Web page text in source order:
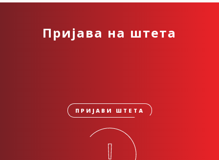
Пријава на штета
ПРИЈАВИ ШТЕТА